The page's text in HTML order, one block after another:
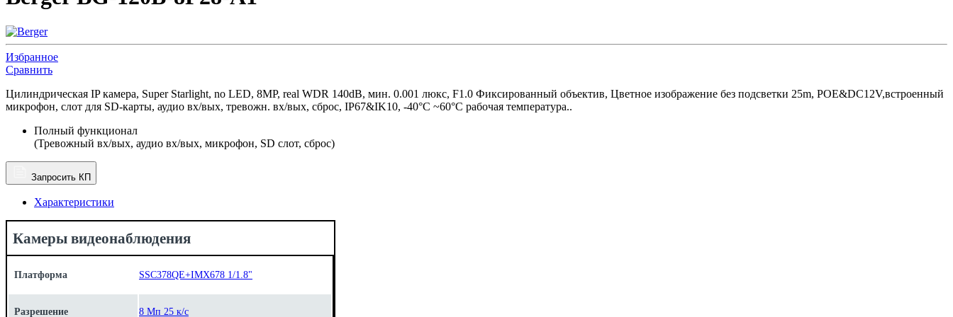
Избранное
Сравнить
Цилиндрическая IP камера, Super Starlight, no LED, 8MP, real WDR 140dB, мин. 0.001 люкс, F1.0 Фиксированный объектив, Цветное изображение без подсветки 25m, POE&DC12V,встроенный
микрофон, слот для SD-карты, аудио вх/вых, тревожн. вх/вых, сброс, IP67&IK10, -40°C ~60°C рабочая температура..
Полный функционал
(Тревожный вх/вых, аудио вх/вых, микрофон, SD слот, сброс)
Запросить КП
Характеристики
Камеры видеонаблюдения
Платформа SSC378QE+IMX678 1/1.8"
Разрешение 8 Мп 25 к/с